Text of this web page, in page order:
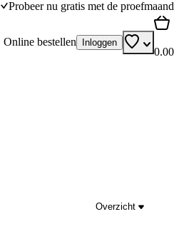
Probeer nu gratis met de proefmaand
Online bestellen Inloggen
0.00
Overzicht